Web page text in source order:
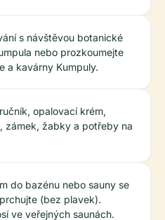
s návštěvou botanické
nebo prozkoumejte
a kavárny Kumpuly.
opalovací krém,
zámek, žabky a potřeby na
do bazénu nebo sauny se
(bez plavek).
ve veřejných saunách.